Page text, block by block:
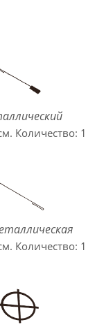
Количество: 1
Количество: 1